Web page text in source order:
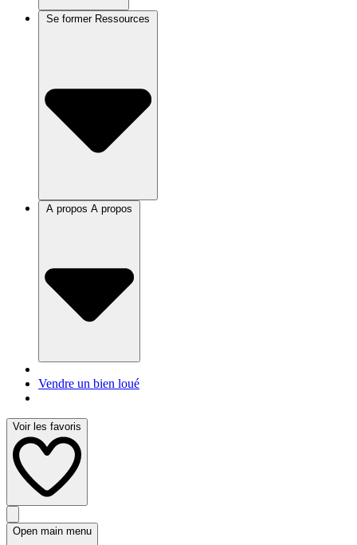
Se former
A propos
Vendre un bien loué
Voir les favoris
Open main menu